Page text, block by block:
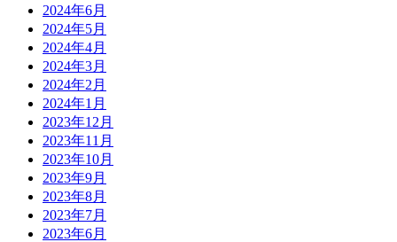
2024年6月
2024年5月
2024年4月
2024年3月
2024年2月
2024年1月
2023年12月
2023年11月
2023年10月
2023年9月
2023年8月
2023年7月
2023年6月